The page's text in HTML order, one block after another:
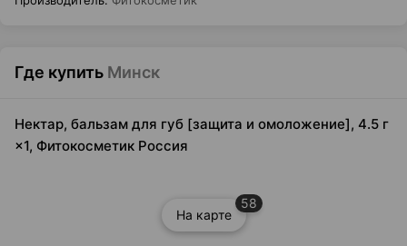
Где купить Минск
Нектар, бальзам для губ [защита и омоложение], 4.5 г
×1, Фитокосметик Россия
На карте
58